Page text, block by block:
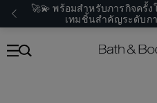
🚀💫 พร้อมสำหรับภารกิจครั้
เทมชิ้นสำคัญระดับก